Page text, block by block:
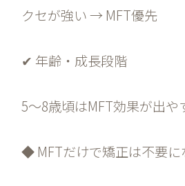
クセが強い → MFT優先
✔ 年齢・成長段階
5〜8歳頃はMFT効果が出や
◆ MFTだけで矯正は不要に